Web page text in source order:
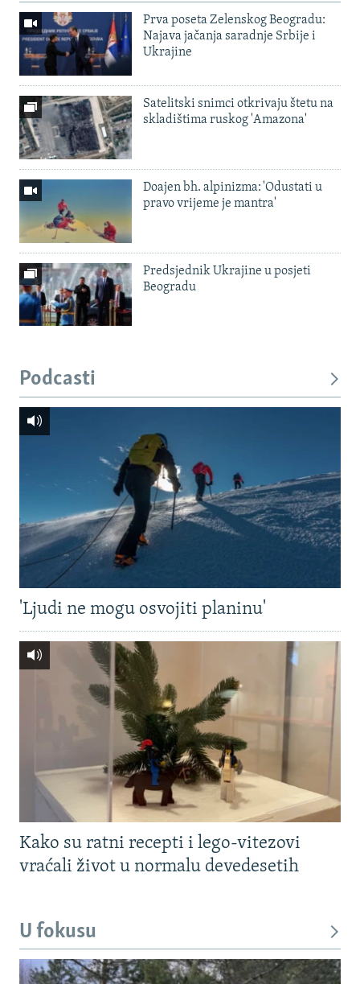
Prva poseta Zelenskog Beogradu:
Najava jačanja saradnje Srbije i
Ukrajine
Satelitski snimci otkrivaju štetu na
skladištima ruskog 'Amazona'
Doajen bh. alpinizma: 'Odustati u
pravo vrijeme je mantra'
Predsjednik Ukrajine u posjeti
Beogradu
Podcasti
'Ljudi ne mogu osvojiti planinu'
Kako su ratni recepti i lego-vitezovi
vraćali život u normalu devedesetih
U fokusu